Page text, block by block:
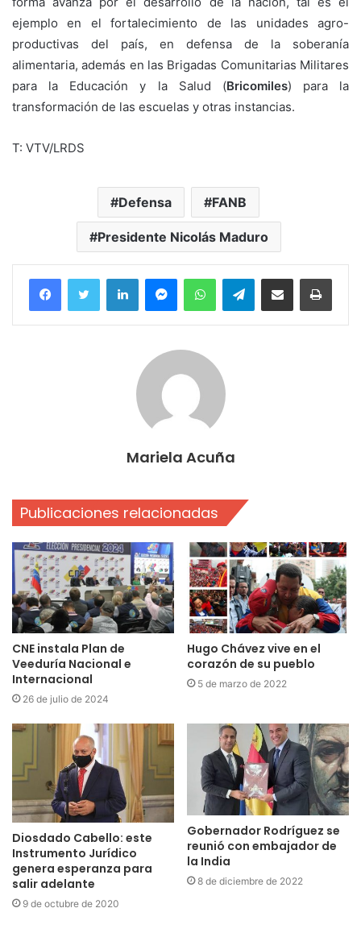
ejemplo en el fortalecimiento de las unidades agro-
productivas del país, en defensa de la soberanía
alimentaria, además en las Brigadas Comunitarias Militares
para la Educación y la Salud (Bricomiles) para la
transformación de las escuelas y otras instancias.
T: VTV/LRDS
Defensa FANB
Presidente Nicolás Maduro
FacebookTwitter LinkedInMessengerWhatsAppTelegramCompartir por correo electrónico
Mariela Acuña
Publicaciones relacionadas
CNE instala Plan de
Veeduría Nacional e
Internacional
26 de julio de 2024
Hugo Chávez vive en el
corazón de su pueblo
5 de marzo de 2022
Diosdado Cabello: este
Instrumento Jurídico
genera esperanza para
salir adelante
9 de octubre de 2020
Gobernador Rodríguez se
reunió con embajador de
la India
8 de diciembre de 2022